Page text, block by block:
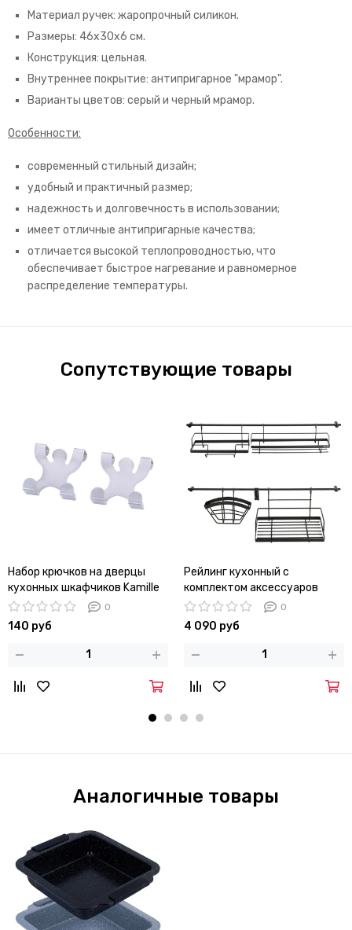
Материал ручек: жаропрочный силикон.
Размеры: 46х30х6 см.
Конструкция: цельная.
Внутреннее покрытие: антипригарное "мрамор".
Варианты цветов: серый и черный мрамор.
Особенности:
современный стильный дизайн;
удобный и практичный размер;
надежность и долговечность в использовании;
имеет отличные антипригарные качества;
отличается высокой теплопроводностью, что
обеспечивает быстрое нагревание и равномерное
распределение температуры.
Сопутствующие товары
Набор крючков на дверцы
кухонных шкафчиков Kamille
KM-8847 из нержавеющей
стали
0
140 руб
Рейлинг кухонный с
комплектом аксессуаров
Kamille KM 8862
0
4 090 руб
Аналогичные товары